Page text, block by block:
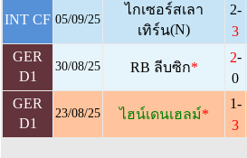
INT CF 05/09/25
ไกเซอร์สเลา
เทิร์น(N)
2-
3
GER
D1
30/08/25 RB ลีบซิก*
2-
0
GER
D1
23/08/25 ไฮน์เดนเฮลม์*
1-
3